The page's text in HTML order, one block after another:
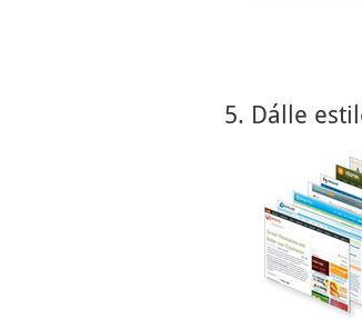
5. Dálle